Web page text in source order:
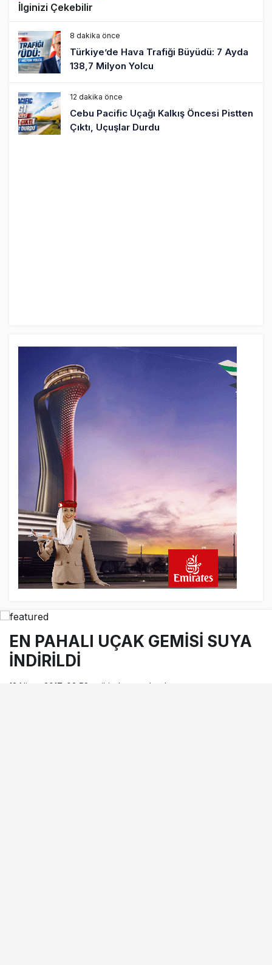
İlginizi Çekebilir
8 dakika önce
Türkiye’de Hava Trafiği Büyüdü: 7 Ayda
138,7 Milyon Yolcu
12 dakika önce
Cebu Pacific Uçağı Kalkış Öncesi Pistten
Çıktı, Uçuşlar Durdu
EN PAHALI UÇAK GEMİSİ SUYA
İNDİRİLDİ
12 Nisan 2017, 08:52
tarihinde yayınlandı